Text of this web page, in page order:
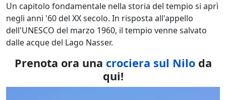
Un capitolo fondamentale nella storia del tempio si aprì
negli anni '60 del XX secolo. In risposta all'appello
dell'UNESCO del marzo 1960, il tempio venne salvato
dalle acque del Lago Nasser.
Prenota ora una crociera sul Niloda
qui!